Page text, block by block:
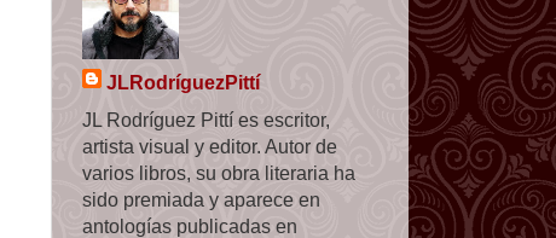
JLRodríguezPittí
JL Rodríguez Pittí es escritor,
artista visual y editor. Autor de
varios libros, su obra literaria ha
sido premiada y aparece en
antologías publicadas en